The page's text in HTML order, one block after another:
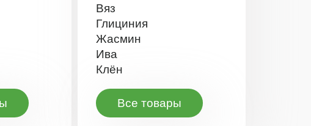
Вяз
Глициния
Жасмин
Ива
Клён
Все товары